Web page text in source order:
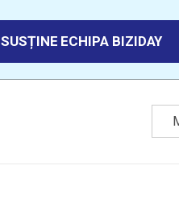
SUSȚINE ECHIPA BIZIDAY